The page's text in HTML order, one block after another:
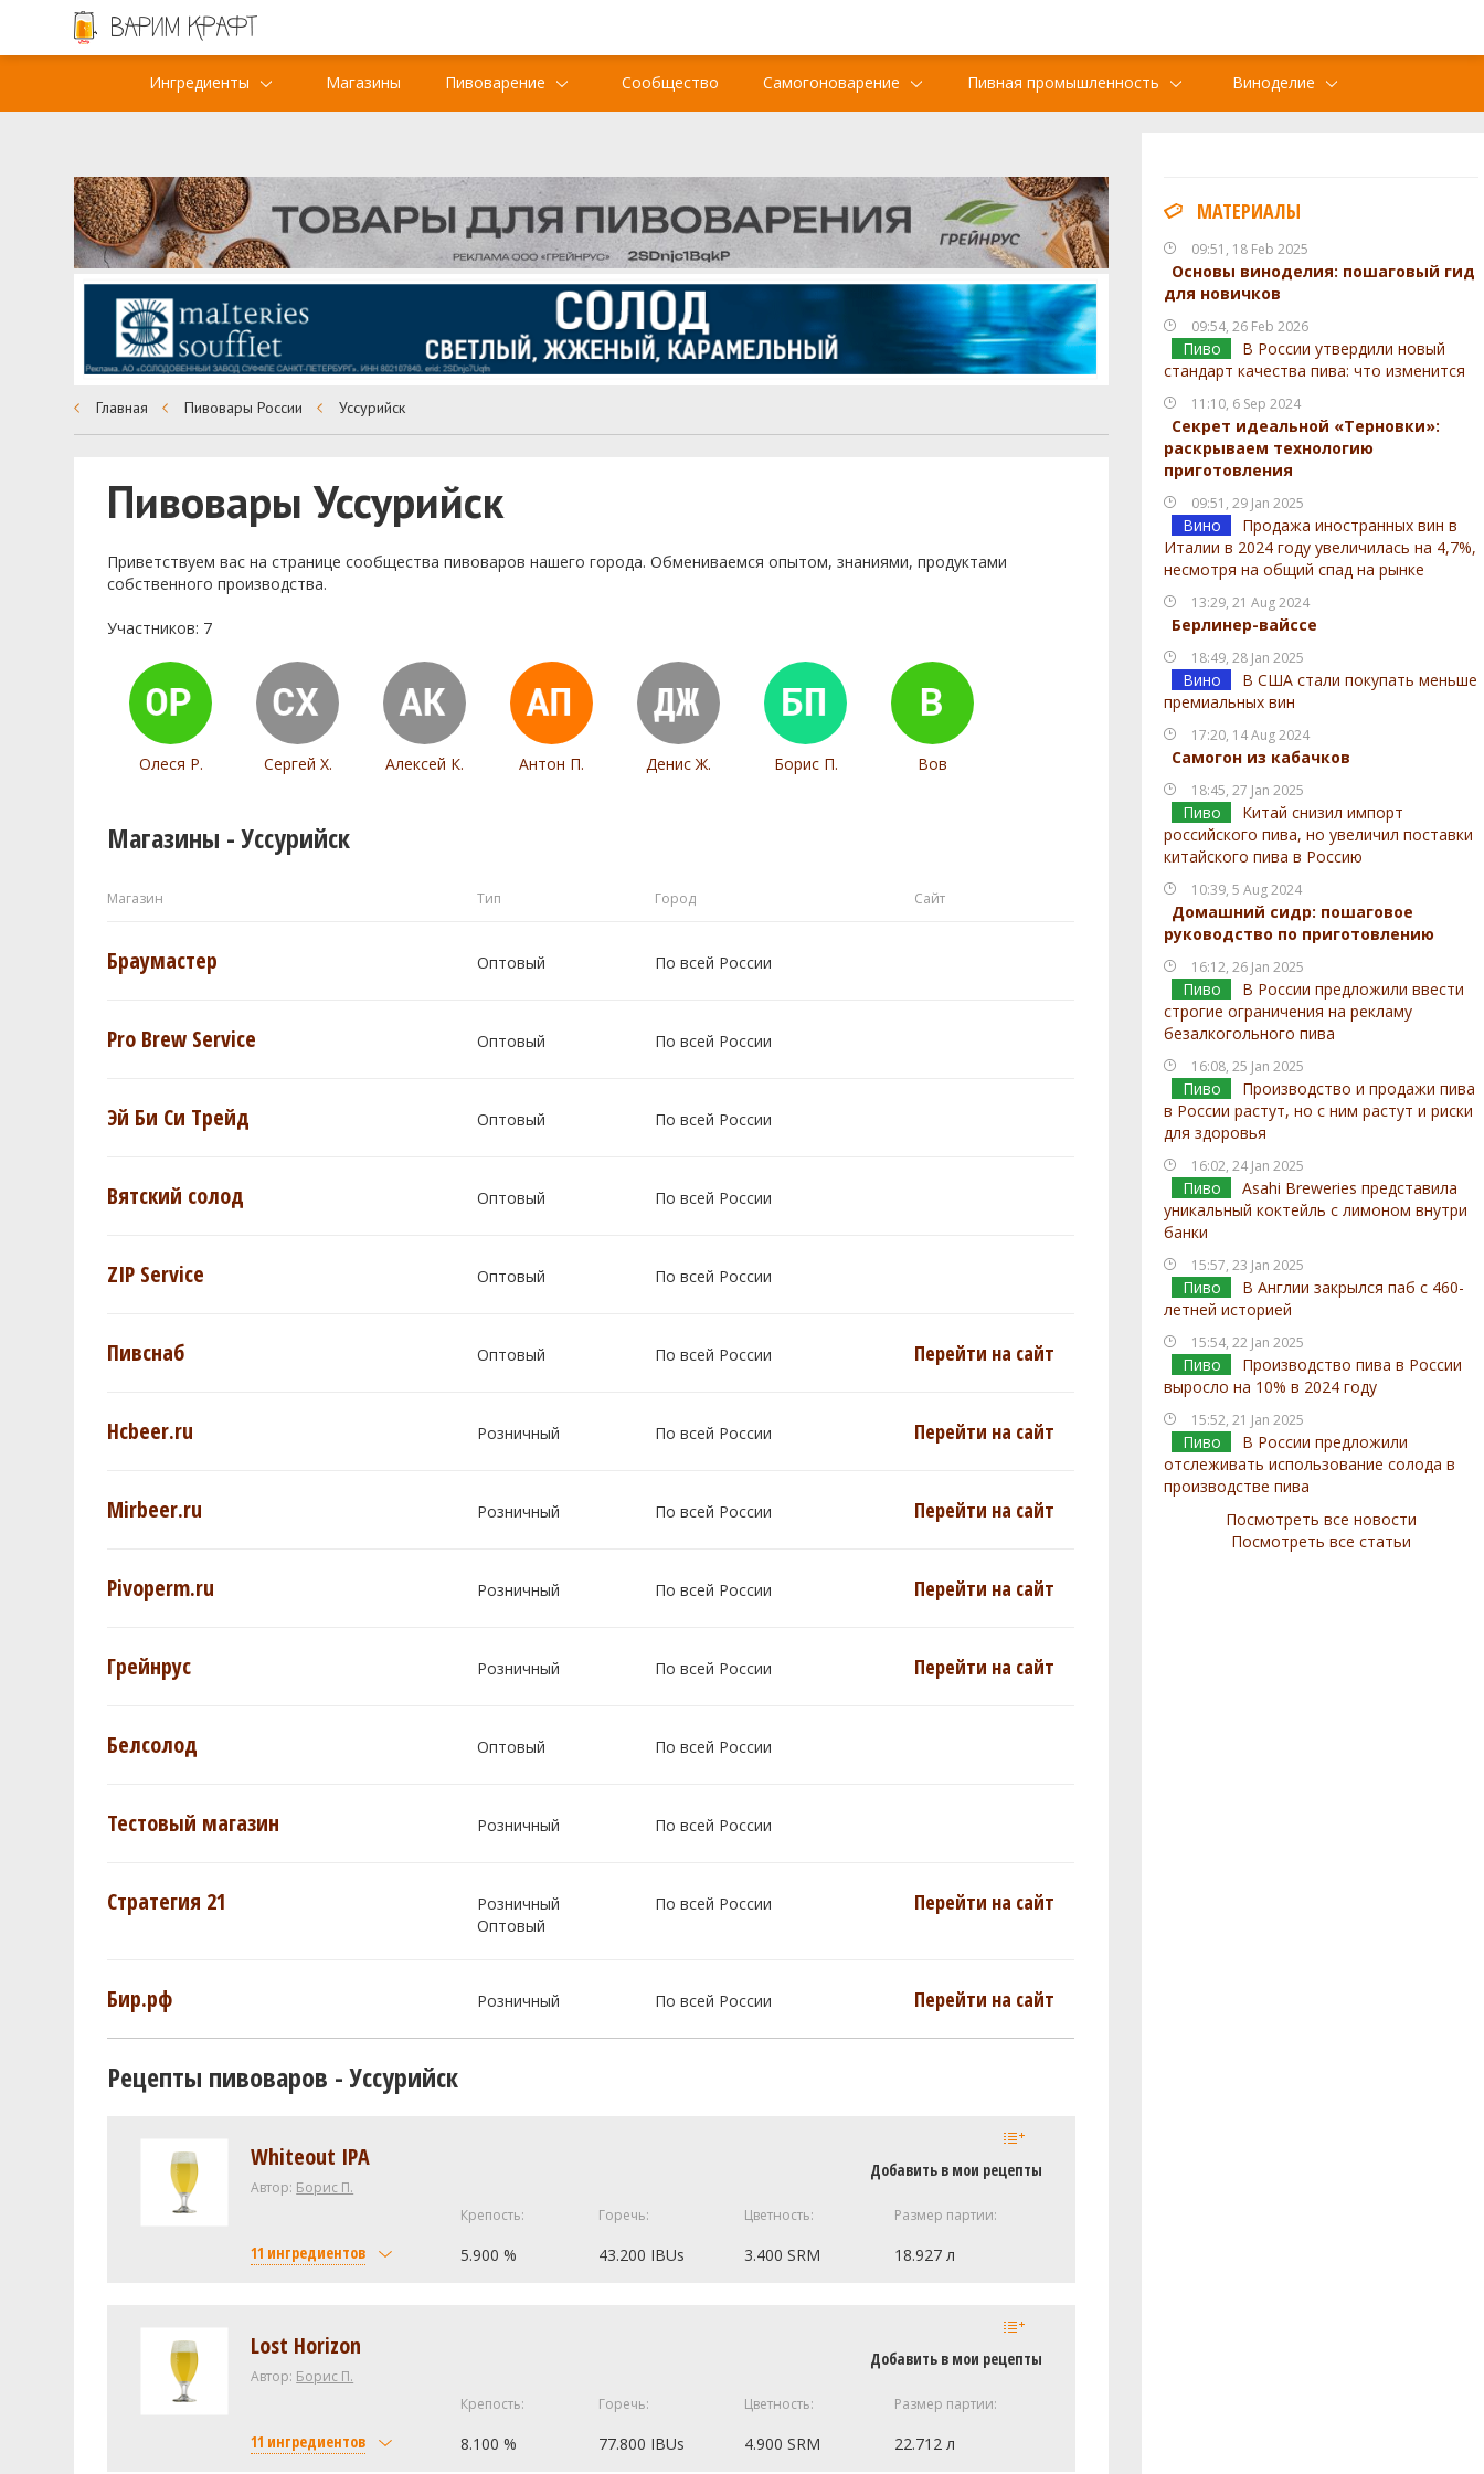
Ингредиенты Магазины Пивоварение Сообщество Самогоноварение Пивная промышленность Виноделие
МАТЕРИАЛЫ
09:51, 18 Feb 2025
Основы виноделия: пошаговый гид
для новичков
09:54, 26 Feb 2026
Пиво
В России утвердили новый
стандарт качества пива: что изменится
11:10, 6 Sep 2024
Секрет идеальной «Терновки»:
раскрываем технологию
приготовления
09:51, 29 Jan 2025
Вино
Продажа иностранных вин в
Италии в 2024 году увеличилась на 4,7%,
несмотря на общий спад на рынке
13:29, 21 Aug 2024
Берлинер-вайссе
18:49, 28 Jan 2025
Вино
В США стали покупать меньше
премиальных вин
17:20, 14 Aug 2024
Самогон из кабачков
18:45, 27 Jan 2025
Пиво
Китай снизил импорт
российского пива, но увеличил поставки
китайского пива в Россию
10:39, 5 Aug 2024
Домашний сидр: пошаговое
руководство по приготовлению
16:12, 26 Jan 2025
Пиво
В России предложили ввести
строгие ограничения на рекламу
безалкогольного пива
16:08, 25 Jan 2025
Пиво
Производство и продажи пива
в России растут, но с ним растут и риски
для здоровья
16:02, 24 Jan 2025
Пиво
Asahi Breweries представила
уникальный коктейль с лимоном внутри
банки
15:57, 23 Jan 2025
Пиво
В Англии закрылся паб с 460-
летней историей
15:54, 22 Jan 2025
Пиво
Производство пива в России
выросло на 10% в 2024 году
15:52, 21 Jan 2025
Пиво
В России предложили
отслеживать использование солода в
производстве пива
Посмотреть все новости
Посмотреть все статьи
Главная Пивовары России Уссурийск
Пивовары Уссурийск
Приветствуем ваc на странице сообщества пивоваров нашего города. Обмениваемся опытом, знаниями, продуктами
собственного производства.
Участников: 7
Олеся Р. Сергей Х. Алексей К. Антон П. Денис Ж. Борис П. Вов
Магазины - Уссурийск
Магазин Тип Город Сайт
Браумастер Оптовый По всей России
Pro Brew Service Оптовый По всей России
Эй Би Си Трейд Оптовый По всей России
Вятский солод Оптовый По всей России
ZIP Service Оптовый По всей России
Пивснаб Оптовый По всей России Перейти на сайт
Hcbeer.ru Розничный По всей России Перейти на сайт
Mirbeer.ru Розничный По всей России Перейти на сайт
Pivoperm.ru Розничный По всей России Перейти на сайт
Грейнрус Розничный По всей России Перейти на сайт
Белсолод Оптовый По всей России
Тестовый магазин Розничный По всей России
Стратегия 21
Розничный
Оптовый
По всей России Перейти на сайт
Бир.рф Розничный По всей России Перейти на сайт
Рецепты пивоваров - Уссурийск
Добавить в мои рецепты
Whiteout IPA
Автор: Борис П.
11 ингредиентов
Крепость: Горечь: Цветность: Размер партии:
5.900 % 43.200 IBUs 3.400 SRM 18.927 л
Добавить в мои рецепты
Lost Horizon
Автор: Борис П.
11 ингредиентов
Крепость: Горечь: Цветность: Размер партии:
8.100 % 77.800 IBUs 4.900 SRM 22.712 л